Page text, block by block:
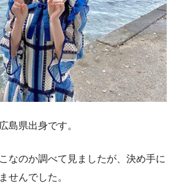
島県出身です。
なのか調べて見ましたが、決め手に
せんでした。